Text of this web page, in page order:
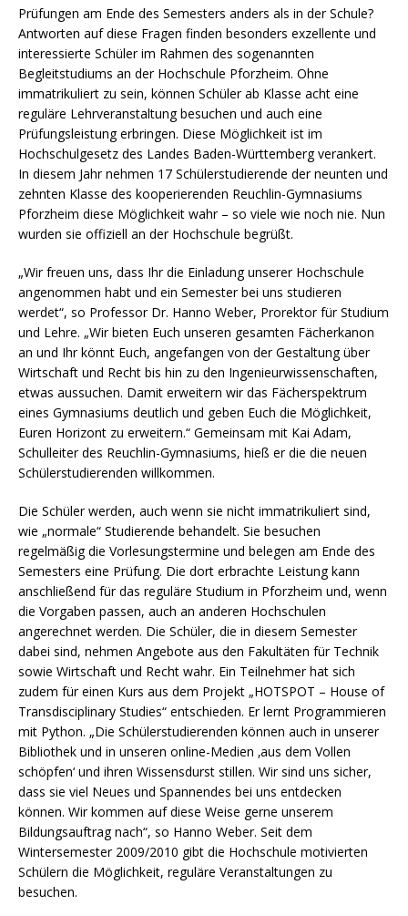
Prüfungen am Ende des Semesters anders als in der Schule?
Antworten auf diese Fragen finden besonders exzellente und
interessierte Schüler im Rahmen des sogenannten
Begleitstudiums an der Hochschule Pforzheim. Ohne
immatrikuliert zu sein, können Schüler ab Klasse acht eine
reguläre Lehrveranstaltung besuchen und auch eine
Prüfungsleistung erbringen. Diese Möglichkeit ist im
Hochschulgesetz des Landes Baden-Württemberg verankert.
In diesem Jahr nehmen 17 Schülerstudierende der neunten und
zehnten Klasse des kooperierenden Reuchlin-Gymnasiums
Pforzheim diese Möglichkeit wahr – so viele wie noch nie. Nun
wurden sie offiziell an der Hochschule begrüßt.
„Wir freuen uns, dass Ihr die Einladung unserer Hochschule
angenommen habt und ein Semester bei uns studieren
werdet“, so Professor Dr. Hanno Weber, Prorektor für Studium
und Lehre. „Wir bieten Euch unseren gesamten Fächerkanon
an und Ihr könnt Euch, angefangen von der Gestaltung über
Wirtschaft und Recht bis hin zu den Ingenieurwissenschaften,
etwas aussuchen. Damit erweitern wir das Fächerspektrum
eines Gymnasiums deutlich und geben Euch die Möglichkeit,
Euren Horizont zu erweitern.“ Gemeinsam mit Kai Adam,
Schulleiter des Reuchlin-Gymnasiums, hieß er die die neuen
Schülerstudierenden willkommen.
Die Schüler werden, auch wenn sie nicht immatrikuliert sind,
wie „normale“ Studierende behandelt. Sie besuchen
regelmäßig die Vorlesungstermine und belegen am Ende des
Semesters eine Prüfung. Die dort erbrachte Leistung kann
anschließend für das reguläre Studium in Pforzheim und, wenn
die Vorgaben passen, auch an anderen Hochschulen
angerechnet werden. Die Schüler, die in diesem Semester
dabei sind, nehmen Angebote aus den Fakultäten für Technik
sowie Wirtschaft und Recht wahr. Ein Teilnehmer hat sich
zudem für einen Kurs aus dem Projekt „HOTSPOT – House of
Transdisciplinary Studies“ entschieden. Er lernt Programmieren
mit Python. „Die Schülerstudierenden können auch in unserer
Bibliothek und in unseren online-Medien ‚aus dem Vollen
schöpfen‘ und ihren Wissensdurst stillen. Wir sind uns sicher,
dass sie viel Neues und Spannendes bei uns entdecken
können. Wir kommen auf diese Weise gerne unserem
Bildungsauftrag nach“, so Hanno Weber. Seit dem
Wintersemester 2009/2010 gibt die Hochschule motivierten
Schülern die Möglichkeit, reguläre Veranstaltungen zu
besuchen.